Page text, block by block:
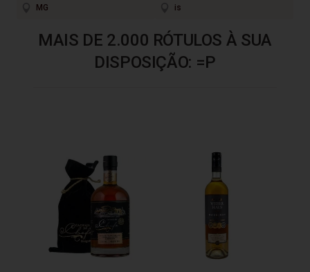
MG is
MAIS DE 2.000 RÓTULOS À SUA
DISPOSIÇÃO: =P